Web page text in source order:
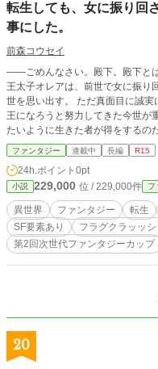
転生しても、女に振り回
事にした。
前森コウセイ
――ごめんなさい。殿下。殿下とは結婚できません
王太子オレアは、前世で女に振り
世を思い出す。 ただ真面目に誠実に生きようとした前世に、同じように誠実な
王になろうと努力してきた今世が重なり
たいように生きた者が得をするのだ、と。 ならば俺は暴君と
決意したオレアは、国を巻き込み好き放題しは
を否定する物語。 そし
ファンタジー 連載中 長編 R15
24h.ポイント 0pt
小説 229,000 位 / 229,000件 フ
異世界 ファンタジー 転生
SF要素あり
フラグクラッッシ
第2回次世代ファンタジーカップ
20